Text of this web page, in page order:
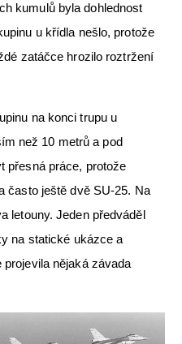
kumulů byla dohlednost
u křídla nešlo, protože
zatáčce hrozilo roztržení
na konci trupu u
než 10 metrů a pod
přesná práce, protože
často ještě dvě SU-25. Na
letouny. Jeden předváděl
na statické ukázce a
nějaká závada